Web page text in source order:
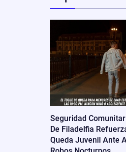
Seguridad
De Filadelfia
Queda Juvenil Ante